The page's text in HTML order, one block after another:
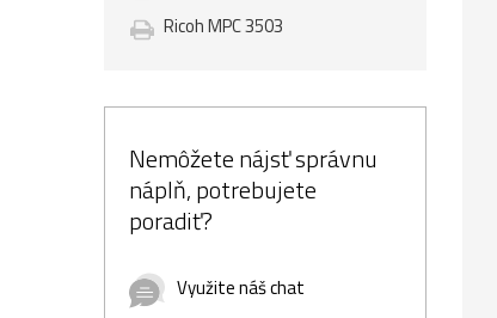
Ricoh MPC 3503
Nemôžete nájsť správnu
náplň, potrebujete
poradiť?
Využite náš chat